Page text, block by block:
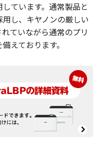
ています。通常製品と
し、キヤノンの厳しい
ていながら通常のプリ
えております。